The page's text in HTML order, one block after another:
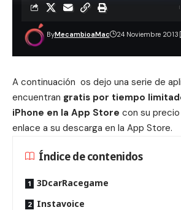
ByMecambioaMac 24 Noviembre 2013
A continuación os dejo una serie de
encuentran gratis por tiempo
iPhone en la App Store con su
enlace a su descarga en la App Store.
Índice de contenidos
3DcarRacegame
Instavoice